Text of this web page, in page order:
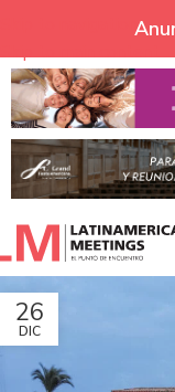
Skip to navigation
Skip to main content
26
DIC